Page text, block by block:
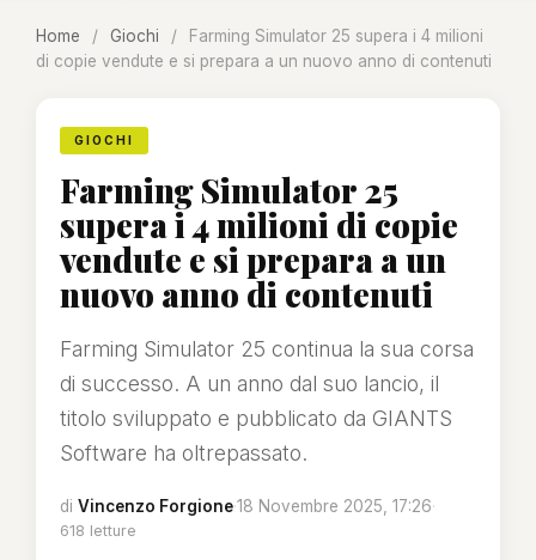
Home / Giochi /
Farming Simulator 25 supera i 4 milioni
di copie vendute e si prepara a un nuovo anno di contenuti
GIOCHI
Farming Simulator 25
supera i 4 milioni di copie
vendute e si prepara a un
nuovo anno di contenuti
Farming Simulator 25 continua la sua corsa
di successo. A un anno dal suo lancio, il
titolo sviluppato e pubblicato da GIANTS
Software ha oltrepassato.
di Vincenzo Forgione·18 Novembre 2025, 17:26·
618 letture